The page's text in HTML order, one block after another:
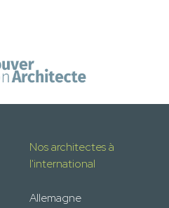
Nos architectes à
l'international
Allemagne